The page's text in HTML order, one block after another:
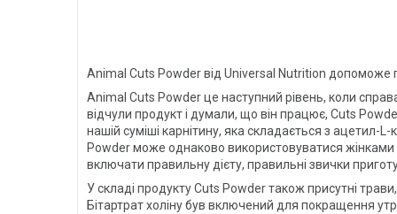
Animal Cuts Powder від Universal Nutrition допоможе
Animal Cuts Powder це наступний рівень, коли
відчули продукт і думали, що він працює, Cuts
нашій суміші карнітину, яка складається з ацетил-
Powder може однаково використовуватися
включати правильну дієту, правильні звички
У складі продукту Cuts Powder також присутні
Бітартрат холіну був включений для покращення